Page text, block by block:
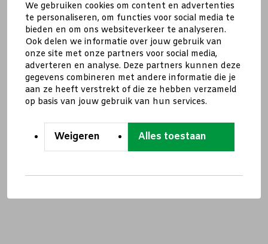
We gebruiken cookies om content en advertenties
te personaliseren, om functies voor social media te
bieden en om ons websiteverkeer te analyseren.
Ook delen we informatie over jouw gebruik van
onze site met onze partners voor social media,
adverteren en analyse. Deze partners kunnen deze
gegevens combineren met andere informatie die je
aan ze heeft verstrekt of die ze hebben verzameld
op basis van jouw gebruik van hun services.
Weigeren Alles toestaan